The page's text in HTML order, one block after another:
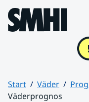
Hoppa till sidans innehåll
Start Väder
Väderprognos